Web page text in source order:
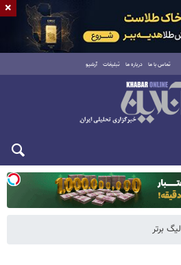
تماس با ما درباره ما تبلیغات آرشیو
لیگ برتر
×